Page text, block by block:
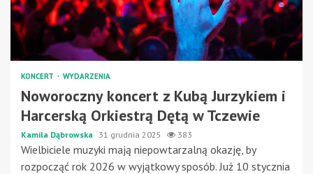
KONCERT WYDARZENIA
Noworoczny koncert z Kubą Jurzykiem i
Harcerską Orkiestrą Dętą w Tczewie
Kamila Dąbrowska 31 grudnia 2025 383
Wielbiciele muzyki mają niepowtarzalną okazję, by
rozpocząć rok 2026 w wyjątkowy sposób. Już 10 stycznia